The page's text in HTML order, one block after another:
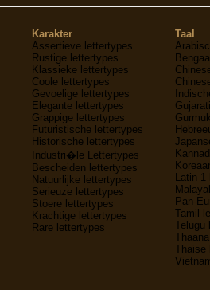
Karakter
Assertieve lettertypes
Rustige lettertypes
Klassieke lettertypes
Coole lettertypes
Gevoelige lettertypes
Elegante lettertypes
Grappige lettertypes
Futuristische lettertypes
Historische lettertypes
Industri�le Lettertypes
Bescheiden lettertypes
Natuurlijke lettertypes
Serieuze lettertypes
Stoere lettertypes
Krachtige lettertypes
Rare lettertypes
Taal
Latin 1
Pan-
Tamil
Telugu
Thaise